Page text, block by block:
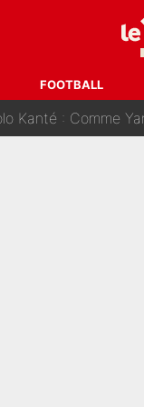
FOOTBALL
CMA CGM recrute
partance pour le
Kanté : Comme